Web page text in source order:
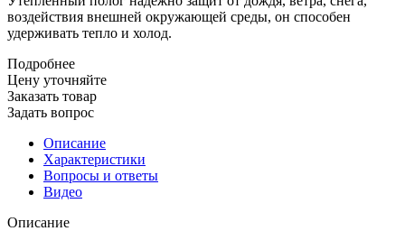
воздействия внешней окружающей среды, он способен
удерживать тепло и холод.
Подробнее
Цену уточняйте
Заказать товар
Задать вопрос
Описание
Характеристики
Вопросы и ответы
Видео
Описание